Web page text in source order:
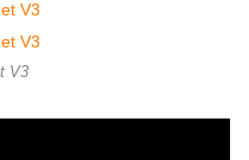
V3